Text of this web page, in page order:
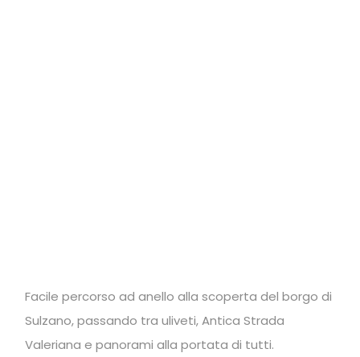
Facile percorso ad anello alla scoperta del borgo di
Sulzano, passando tra uliveti, Antica Strada
Valeriana e panorami alla portata di tutti.